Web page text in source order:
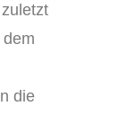
die